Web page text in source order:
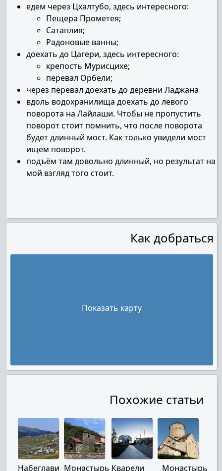
едем через Цхалтубо, здесь интересного:
Пещера Прометея;
Сатаплия;
Радоновые ванны;
доехать до Цагери, здесь интересного:
крепость Мурисцихе;
перевал Орбели;
через перевал доехать до деревни Ладжана
вдоль водохранилища доехать до левого
поворота на Лайлаши. Чтобы не пропустить
поворот стоит помнить, что после поворота
будет длинный мост. Как только увидели мост
ищем поворот.
подъём там довольно длинный, но результат на
мой взгляд того стоит.
Как добраться
Показать карту
Похожие статьи
Набеглави Монастырь Кварели Монастырь